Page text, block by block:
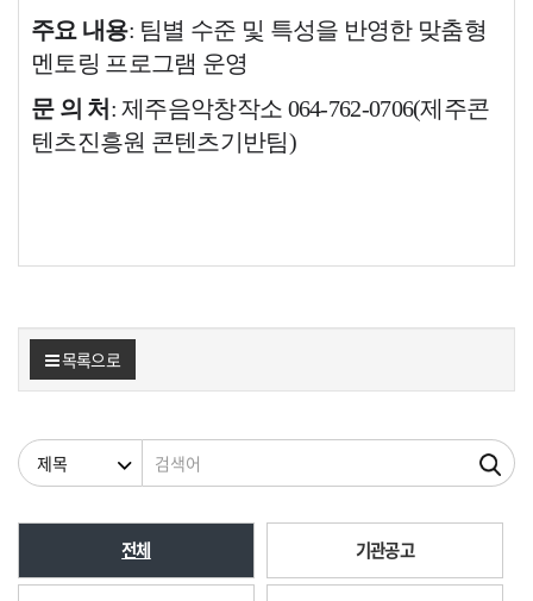
주요 내용: 팀별 수준 및 특성을 반영한 맞춤형
멘토링 프로그램 운영
문 의 처 : 제주음악창작소 064-762-0706(제주콘
텐츠진흥원 콘텐츠기반팀)
목록으로
검색조건 검색어
전체 기관공고